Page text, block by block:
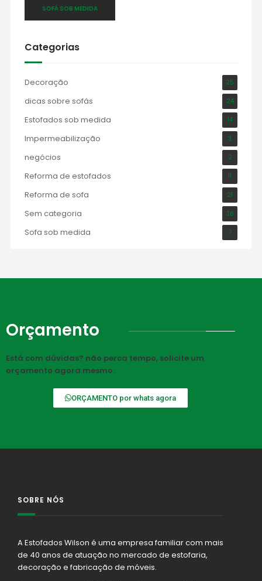
SOFÁ SOB MEDIDA
Categorias
Decoração 25
dicas sobre sofás 24
Estofados sob medida 14
Impermeabilização 3
negócios 2
Reforma de estofados 11
Reforma de sofa 21
Sem categoria 36
Sofa sob medida 7
Orçamento
Está com dúvidas? não perca tempo, solicite um
orçamento agora mesmo.
ORÇAMENTO por whats agora
SOBRE NÓS
A Estofados Wilson é uma empresa familiar com mais
de 40 anos de atuação no mercado de estofaria,
decoração e fabricação de móveis.